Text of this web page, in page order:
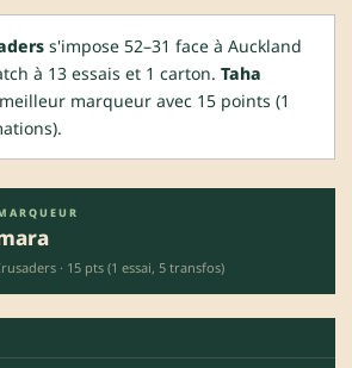
s'impose 52–31 face à Auckland
à 13 essais et 1 carton. Taha
marqueur avec 15 points (1
· 15 pts (1 essai, 5 transfos)